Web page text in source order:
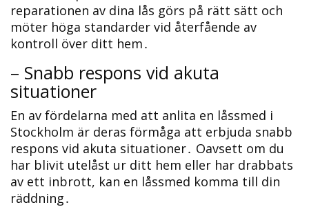
reparationen av dina lås görs på rätt sätt och
möter höga standarder vid återfående av
kontroll över ditt hem․
– Snabb respons vid akuta
situationer
En av fördelarna med att anlita en låssmed i
Stockholm är deras förmåga att erbjuda snabb
respons vid akuta situationer․ Oavsett om du
har blivit utelåst ur ditt hem eller har drabbats
av ett inbrott, kan en låssmed komma till din
räddning․